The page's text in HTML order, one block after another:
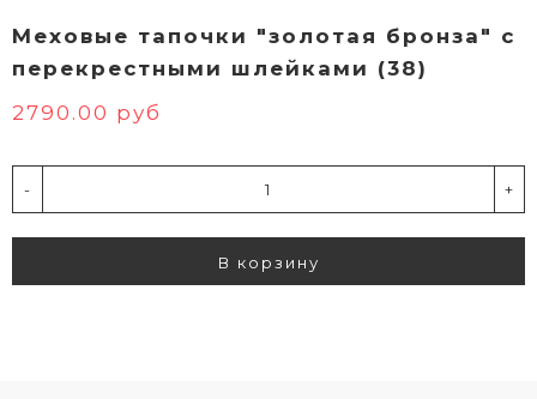
Меховые тапочки "золотая бронза" с
перекрестными шлейками (38)
2790.00 руб
- +
В корзину